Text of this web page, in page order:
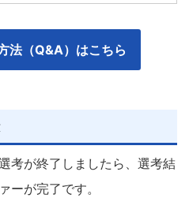
法（Q&A）はこちら
考が終了しましたら、選考結
ーが完了です。